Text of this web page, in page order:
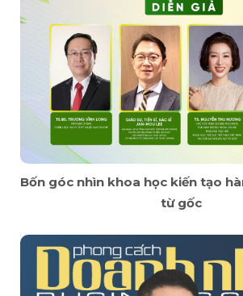
Bốn góc nhìn khoa học kiến tạo
từ gốc